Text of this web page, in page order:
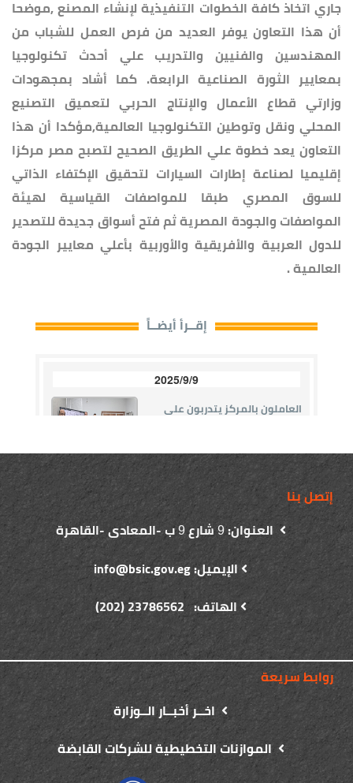
جاري اتخاذ كافة الخطوات التنفيذية لإنشاء المصنع ,موضحا
أن هذا التعاون يوفر العديد من فرص العمل للشباب من
المهندسين والفنيين والتدريب علي أحدث تكنولوجيا
بمعايير الثورة الصناعية الرابعة. كما أشاد بمجهودات
وزارتي قطاع الأعمال والإنتاج الحربي لتعميق التصنيع
المحلي ونقل وتوطين التكنولوجيا العالمية,مؤكدا أن هذا
التعاون يعد خطوة علي الطريق الصحيح لتصبح مصر مركزا
إقليميا لصناعة إطارات السيارات لتحقيق الإكتفاء الذاتي
للسوق المصري طبقا للمواصفات القياسية لهيئة
المواصفات والجودة المصرية ثم فتح أسواق جديدة للتصدير
للدول العربية والأفريقية والأوربية بأعلي معايير الجودة
العالمية .
إتصل بنا
العنوان:9شارع9ب -المعادى -القاهرة
الإيميل: info@bsic.gov.eg
الهاتف: 23786562 (202)
روابط سريعة
اخــر أخبــار الــوزارة
الموازنات التخطيطية للشركات القابضة